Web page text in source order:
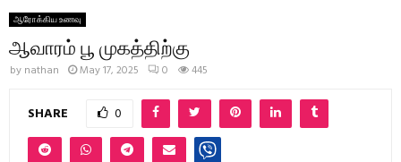
ஆரோக்கிய உணவு
ஆவாரம் பூ முகத்திற்கு
by nathan May 17, 2025 0 445
SHARE 0